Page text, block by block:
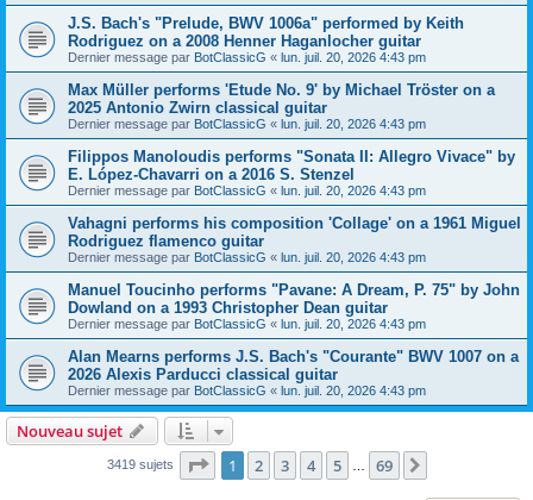
J.S. Bach's "Prelude, BWV 1006a" performed by Keith
Rodriguez on a 2008 Henner Haganlocher guitar
Dernier message par BotClassicG « lun. juil. 20, 2026 4:43 pm
Max Müller performs 'Etude No. 9' by Michael Tröster on a
2025 Antonio Zwirn classical guitar
Dernier message par BotClassicG « lun. juil. 20, 2026 4:43 pm
Filippos Manoloudis performs "Sonata II: Allegro Vivace" by
E. López-Chavarri on a 2016 S. Stenzel
Dernier message par BotClassicG « lun. juil. 20, 2026 4:43 pm
Vahagni performs his composition 'Collage' on a 1961 Miguel
Rodriguez flamenco guitar
Dernier message par BotClassicG « lun. juil. 20, 2026 4:43 pm
Manuel Toucinho performs "Pavane: A Dream, P. 75" by John
Dowland on a 1993 Christopher Dean guitar
Dernier message par BotClassicG « lun. juil. 20, 2026 4:43 pm
Alan Mearns performs J.S. Bach's "Courante" BWV 1007 on a
2026 Alexis Parducci classical guitar
Dernier message par BotClassicG « lun. juil. 20, 2026 4:43 pm
Nouveau sujet
3419 sujets Page 1sur69
1 2 3 4 5 69